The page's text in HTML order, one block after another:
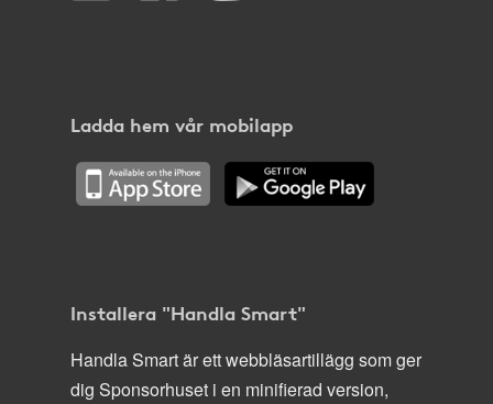
Ladda hem vår mobilapp
Installera "Handla Smart"
Handla Smart är ett webbläsartillägg som ger
dig Sponsorhuset i en minifierad version,